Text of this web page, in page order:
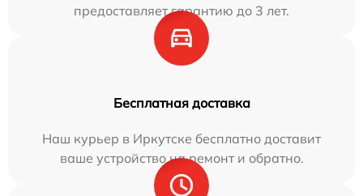
предоставляет гарантию до 3 лет.
Бесплатная доставка
Наш курьер в Иркутске бесплатно доставит
ваше устройство на ремонт и обратно.